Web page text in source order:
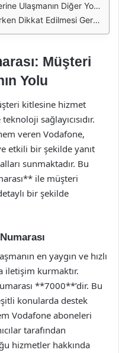
Ulaşmanın Diğer Yolları
Dikkat Edilmesi Gerekenler
Müşteri
Yolu
kitlesine hizmet
sağlayıcısıdır.
veren Vodafone,
etkili bir şekilde yanıt
sunmaktadır. Bu
ile müşteri
bir şekilde
en yaygın ve hızlı
iletişim kurmaktır.
**7000**’dir. Bu
konularda destek
Vodafone aboneleri
tarafından
hizmetler hakkında